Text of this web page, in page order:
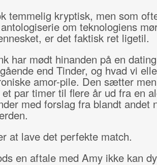
temmelig kryptisk, men som
om teknologiens
er det faktisk ret ligetil.
har mødt hinanden på en
end Tinder, og hvad vi
amor-pile. Den sætter
par timer til flere år ud fra en
med forslag fra blandt andet
at lave det perfekte match.
en aftale med Amy ikke kan